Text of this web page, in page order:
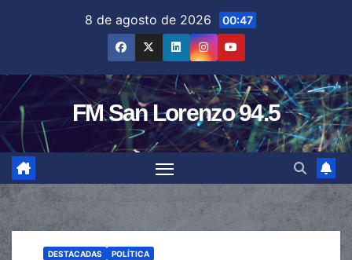
8 de agosto de 2026 00:47
FM San Lorenzo 94.5
DESTACADAS POLÍTICA